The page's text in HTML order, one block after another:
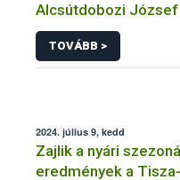
Alcsútdobozi József
Tálalókonyha -
TOVÁBB >
2024. július 9, kedd
Zajlik a nyári
eredmények a